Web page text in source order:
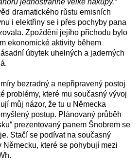
jednostranné velké nákupy.“
dramatického růstu emisních
i elektřiny se i přes pochyby pana
Zpoždění jejího příchodu bylo
ekonomické aktivity během
úbytek uhelných a jaderných
bezradný a nepřipravený postoj
problémy, které mu současný vývoj
můj názor, že tu u Německa
postup. Plánovaný průběh
prezentovaný panem Šnobrem se
Stačí se podívat na současný
Německu, které se pohybují mezi